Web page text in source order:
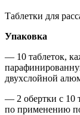
Таблетки для
Упаковка
— 10 таблеток,
двухслойной
— 2 обертки с 10
по применению